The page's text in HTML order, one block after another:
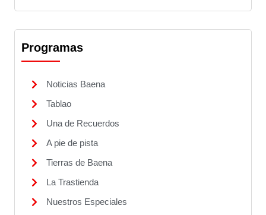
Programas
Noticias Baena
Tablao
Una de Recuerdos
A pie de pista
Tierras de Baena
La Trastienda
Nuestros Especiales